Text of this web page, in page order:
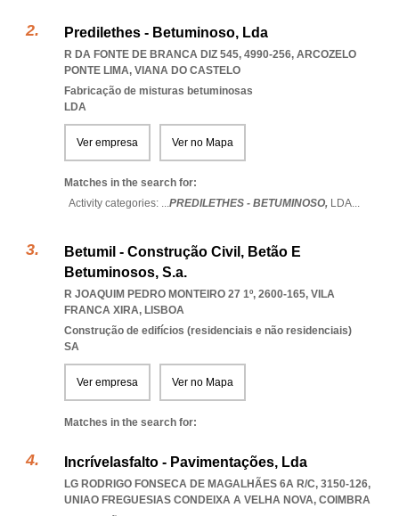
Predilethes - Betuminoso, Lda
R DA FONTE DE BRANCA DIZ 545, 4990-256, ARCOZELO
PONTE LIMA, VIANA DO CASTELO
Fabricação de misturas betuminosas
LDA
Ver empresa Ver no Mapa
Matches in the search for:
Activity categories: ...PREDILETHES - BETUMINOSO, LDA...
Betumil - Construção Civil, Betão E
Betuminosos, S.a.
R JOAQUIM PEDRO MONTEIRO 27 1º, 2600-165, VILA
FRANCA XIRA, LISBOA
Construção de edifícios (residenciais e não residenciais)
SA
Ver empresa Ver no Mapa
Matches in the search for:
Incrívelasfalto - Pavimentações, Lda
LG RODRIGO FONSECA DE MAGALHÃES 6A R/C, 3150-126,
UNIAO FREGUESIAS CONDEIXA A VELHA NOVA, COIMBRA